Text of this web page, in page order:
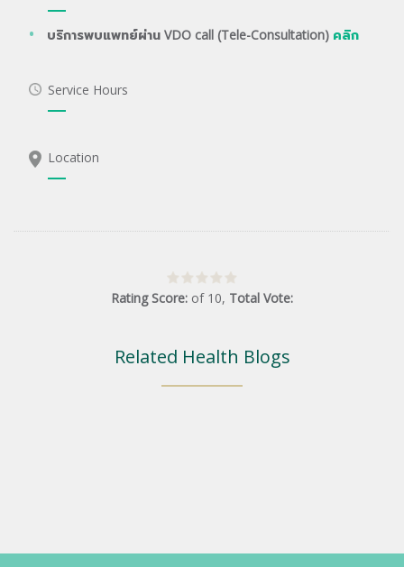
บริการพบแพทย์ผ่าน VDO call (Tele-Consultation) คลิก
Service Hours
Location
Rating Score: of 10, Total Vote:
Related Health Blogs